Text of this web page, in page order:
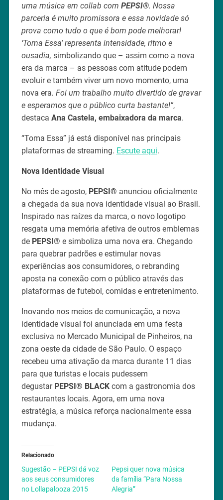
uma música em collab com PEPSI®. Nossa
parceria é muito promissora e essa novidade só
prova como tudo o que é bom pode melhorar!
‘Toma Essa’ representa intensidade, ritmo e
ousadia, simbolizando que – assim como a nova
era da marca – as pessoas com atitude podem
evoluir e também viver um novo momento, uma
nova era. Foi um trabalho muito divertido de gravar
e esperamos que o público curta bastante!”,
destaca Ana Castela, embaixadora da marca.
“Toma Essa” já está disponível nas principais
plataformas de streaming. Escute aqui.
Nova Identidade Visual
No mês de agosto, PEPSI® anunciou oficialmente
a chegada da sua nova identidade visual ao Brasil.
Inspirado nas raízes da marca, o novo logotipo
resgata uma memória afetiva de outros emblemas
de PEPSI® e simboliza uma nova era. Chegando
para quebrar padrões e estimular novas
experiências aos consumidores, o rebranding
aposta na conexão com o público através das
plataformas de futebol, comidas e entretenimento.
Inovando nos meios de comunicação, a nova
identidade visual foi anunciada em uma festa
exclusiva no Mercado Municipal de Pinheiros, na
zona oeste da cidade de São Paulo. O espaço
recebeu uma ativação da marca durante 11 dias
para que turistas e locais pudessem
degustar PEPSI® BLACK com a gastronomia dos
restaurantes locais. Agora, em uma nova
estratégia, a música reforça nacionalmente essa
mudança.
Relacionado
Sugestão – PEPSI dá voz
aos seus consumidores
no Lollapalooza 2015
Pepsi quer nova música
da família “Para Nossa
Alegria”